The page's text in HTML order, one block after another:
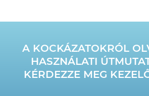
A KOCKÁZATOKRÓL
HASZNÁLATI
KÉRDEZZE MEG